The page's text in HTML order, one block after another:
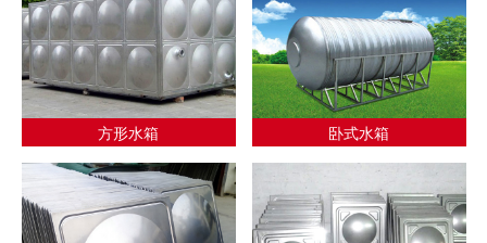
方形水箱 卧式水箱